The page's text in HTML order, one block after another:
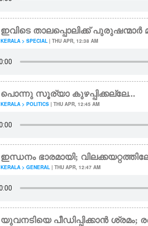
ഇവിടെ താലപ്പൊലിക്ക് പുരുഷന്മാർ
KERALA > SPECIAL| THU APR, 12:38 AM
പൊന്നു സൂര്യാ കുഴപ്പിക്കല്ലേ...
KERALA > POLITICS| THU APR, 12:45 AM
ഇന്ധനം ഭാരമായി;
KERALA > GENERAL| THU APR, 12:47 AM
യുവനടിയെ പീഡിപ്പിക്കാൻ ശ്രമം;